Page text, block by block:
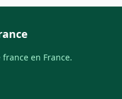
en France.